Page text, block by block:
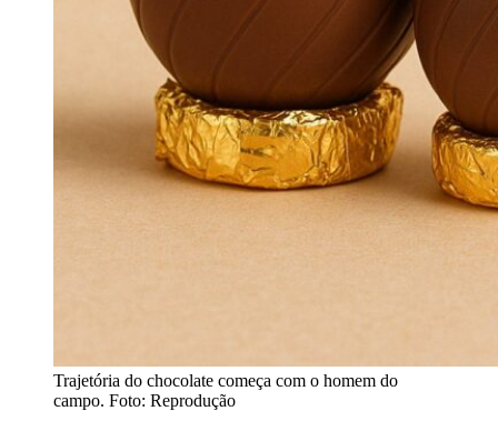
Trajetória do chocolate começa com o homem do
campo. Foto: Reprodução